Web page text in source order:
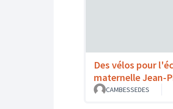
Des vélos pour
maternelle Jean-
CAMBESSEDES